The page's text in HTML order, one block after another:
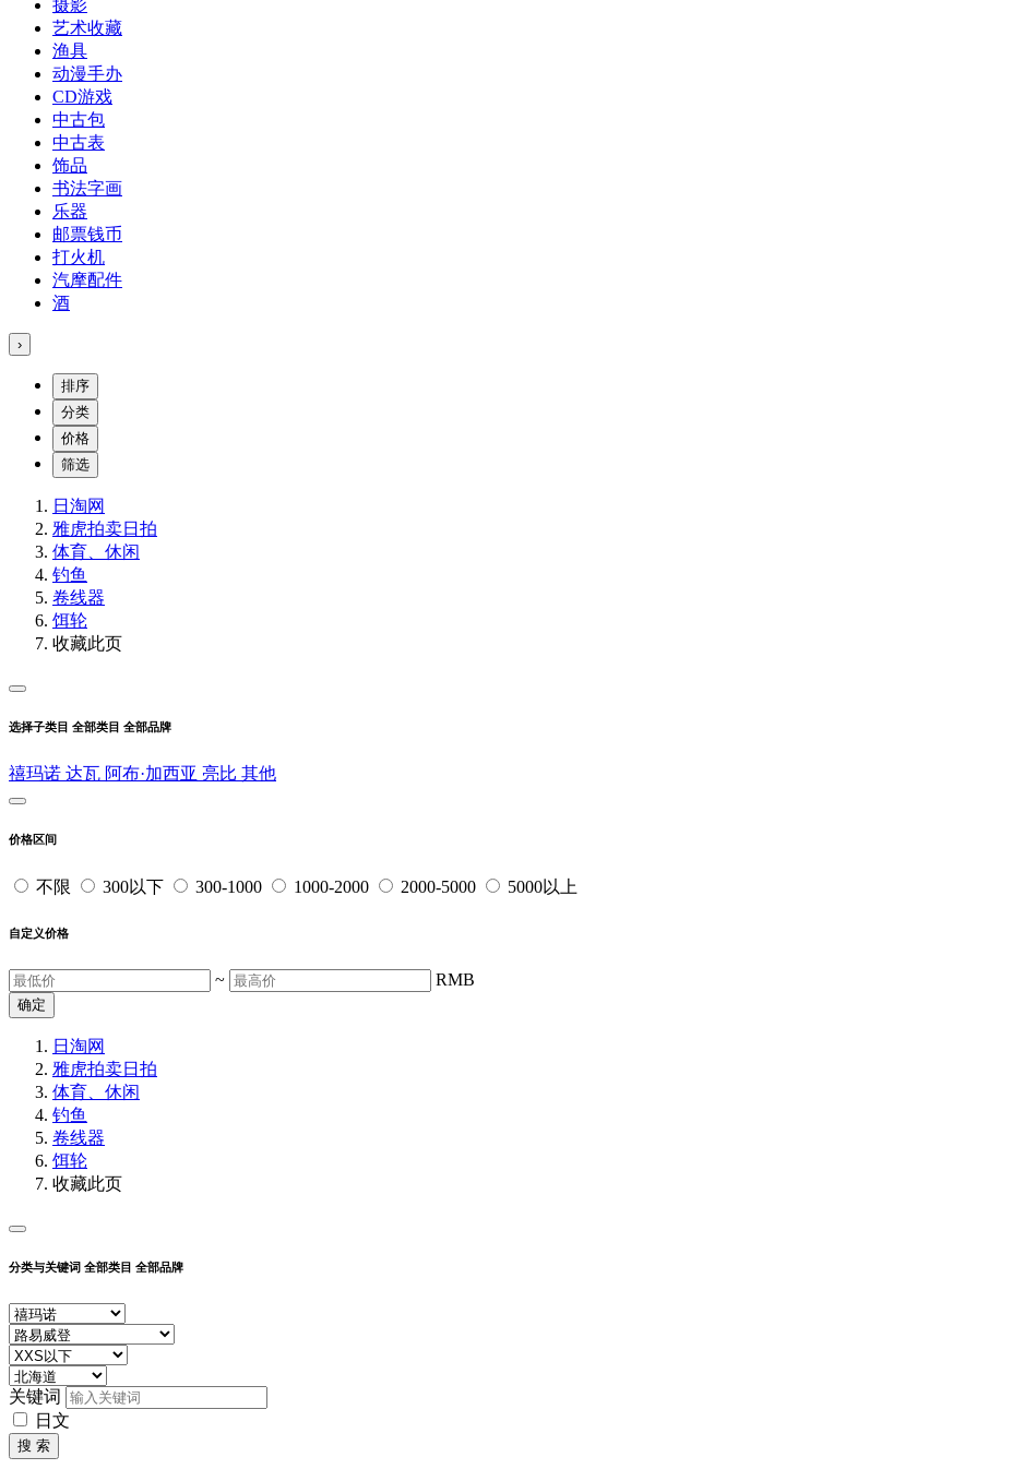
摄影
艺术收藏
渔具
动漫手办
CD游戏
中古包
中古表
饰品
书法字画
乐器
邮票钱币
打火机
汽摩配件
酒
›
排序
分类
价格
筛选
日淘网
雅虎拍卖日拍
体育、休闲
钓鱼
卷线器
饵轮
收藏此页
选择子类目 全部类目 全部品牌
禧玛诺 达瓦 阿布·加西亚 亮比 其他
价格区间
不限 300以下 300-1000 1000-2000 2000-5000 5000以上
自定义价格
~ RMB
确定
日淘网
雅虎拍卖日拍
体育、休闲
钓鱼
卷线器
饵轮
收藏此页
分类与关键词 全部类目 全部品牌
关键词
日文
搜 索